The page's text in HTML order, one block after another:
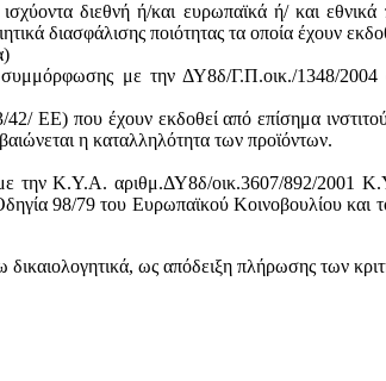
διεθνή ή/και ευρωπαϊκά ή/ και
διασφάλισης ποιότητας τα οποία έχουν
συμμόρφωσης με την ΔΥ8δ/Γ.Π.οικ./1348/
ΕΕ) που έχουν εκδοθεί από επίσημα
η καταλληλότητα των προϊόντων.
την Κ.Υ.Α. αριθμ.ΔΥ8δ/οικ.3607/892/2001
98/79 του Ευρωπαϊκού Κοινοβουλίου
ως απόδειξη πλήρωσης των